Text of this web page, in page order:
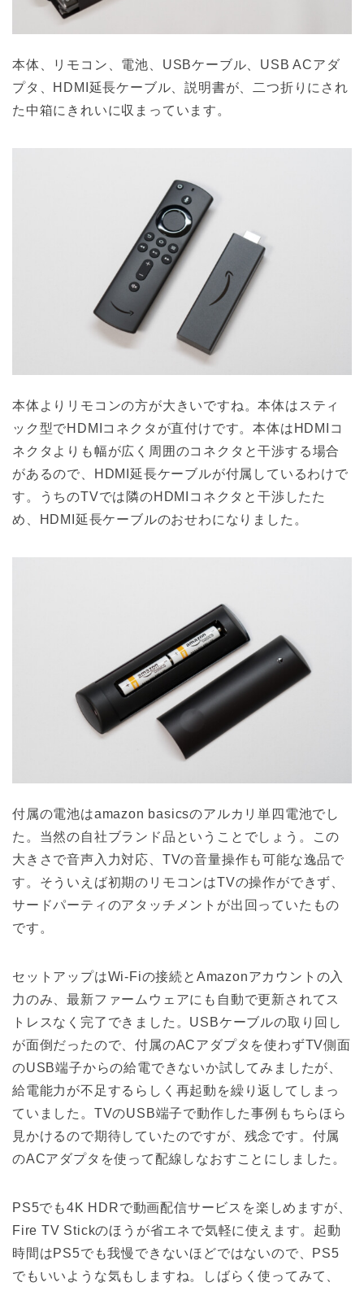
本体、リモコン、電池、USBケーブル、USB ACアダ
プタ、HDMI延長ケーブル、説明書が、二つ折りにされ
た中箱にきれいに収まっています。
本体よりリモコンの方が大きいですね。本体はスティ
ック型でHDMIコネクタが直付けです。本体はHDMIコ
ネクタよりも幅が広く周囲のコネクタと干渉する場合
があるので、HDMI延長ケーブルが付属しているわけで
す。うちのTVでは隣のHDMIコネクタと干渉したた
め、HDMI延長ケーブルのおせわになりました。
付属の電池はamazon basicsのアルカリ単四電池でし
た。当然の自社ブランド品ということでしょう。この
大きさで音声入力対応、TVの音量操作も可能な逸品で
す。そういえば初期のリモコンはTVの操作ができず、
サードパーティのアタッチメントが出回っていたもの
です。
セットアップはWi-Fiの接続とAmazonアカウントの入
力のみ、最新ファームウェアにも自動で更新されてス
トレスなく完了できました。USBケーブルの取り回し
が面倒だったので、付属のACアダプタを使わずTV側面
のUSB端子からの給電できないか試してみましたが、
給電能力が不足するらしく再起動を繰り返してしまっ
ていました。TVのUSB端子で動作した事例もちらほら
見かけるので期待していたのですが、残念です。付属
のACアダプタを使って配線しなおすことにしました。
PS5でも4K HDRで動画配信サービスを楽しめますが、
Fire TV Stickのほうが省エネで気軽に使えます。起動
時間はPS5でも我慢できないほどではないので、PS5
でもいいような気もしますね。しばらく使ってみて、